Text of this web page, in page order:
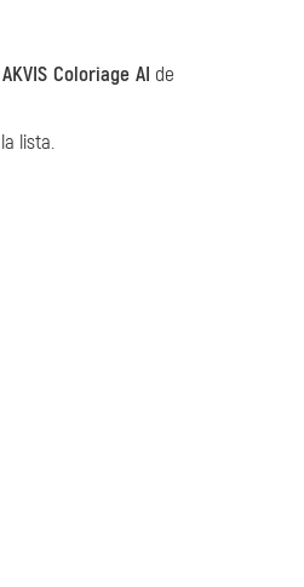
AKVIS Coloriage AI de
lista.